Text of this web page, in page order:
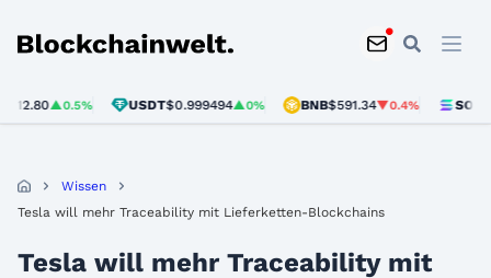
Blockchainwelt
▲0.5% USDT$0.999494▲0% BNB $591.34▼0.4% SOL $73.92
Wissen
Tesla will mehr Traceability mit Lieferketten-Blockchains
Tesla will mehr Traceability mit